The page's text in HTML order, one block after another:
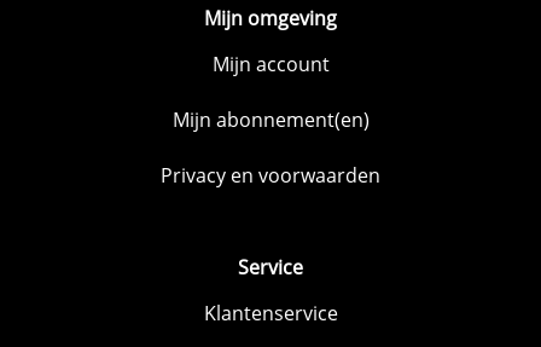
Mijn omgeving
Mijn account
Mijn abonnement(en)
Privacy en voorwaarden
Service
Klantenservice